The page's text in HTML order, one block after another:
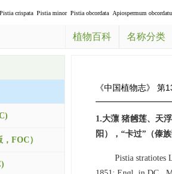
Pistia crispata Pistia minor Pistia obcordata Apiospermum
植物百科 名称分类
FOC）
《中国植物志》 第
1.大薸 猪乸莲、天
阳），“卡过”（傣
Pistia stratiotes